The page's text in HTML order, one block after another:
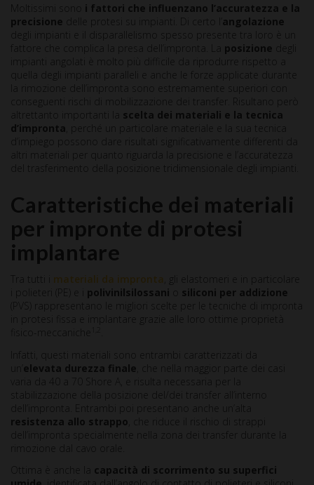
Moltissimi sono i fattori che influenzano l’accuratezza e la
precisione delle protesi su impianti. Di certo l’ angolazione
degli impianti e il disparallelismo spesso presente tra loro è un
fattore che complica la presa dell’impronta. La posizione
degli
impianti angolati è molto più difficile da riprodurre rispetto a
quella degli impianti paralleli e anche le forze applicate durante
la rimozione dell’impronta sono estremamente superiori con
conseguenti rischi di mobilizzazione dei transfer. Risultano però
altrettanto importanti la scelta dei materiali e la tecnica
d’impronta , perché un particolare materiale e la sua tecnica
d’impiego possono dare risultati significativamente differenti da
altri materiali per quanto riguarda la precisione e l’accuratezza
del trasferimento della posizione tridimensionale degli impianti.
Caratteristiche dei materiali
per impronte di protesi
implantare
Tra tutti i materiali da impronta
, gli elastomeri e in particolare
i polieteri (PE) e i polivinilsilossani
siliconi per addizione
(PVS) rappresentano le migliori scelte per le tecniche di impronta
in protesi fissa e implantare grazie alle loro ottime proprietà
Infatti, questi materiali sono entrambi caratterizzati da
elevata durezza finale , che nella maggior parte dei casi
varia da 40 a 70 Shore A, e risulta necessaria per la
stabilizzazione della posizione del/dei transfer all’interno
dell’impronta. Entrambi poi presentano anche un’alta
resistenza allo strappo , che riduce il rischio di strappi
dell’impronta specialmente nella zona dei transfer durante la
rimozione dal cavo orale.
Ottima è anche la
capacità di scorrimento su superfici